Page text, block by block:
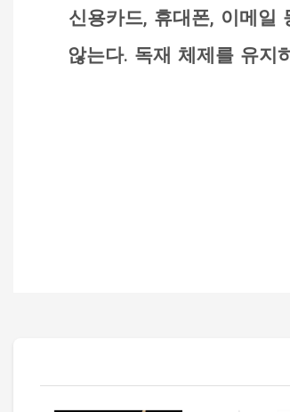
신용카드, 휴대폰, 이메일
않는다. 독재 체제를 유지